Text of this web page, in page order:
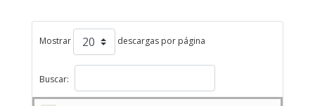
Mostrar descargas por página
Buscar: